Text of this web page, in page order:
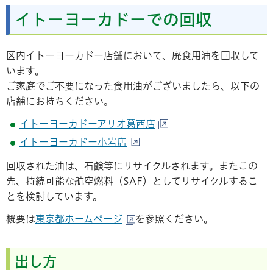
イトーヨーカドーでの回収
区内イトーヨーカドー店舗において、廃食用油を回収して
います。
ご家庭でご不要になった食用油がございましたら、以下の
店舗にお持ちください。
イトーヨーカドーアリオ葛西店
イトーヨーカドー小岩店
回収された油は、石鹸等にリサイクルされます。またこの
先、持続可能な航空燃料（SAF）としてリサイクルするこ
とを検討しています。
概要は東京都ホームページ を参照ください。
出し方